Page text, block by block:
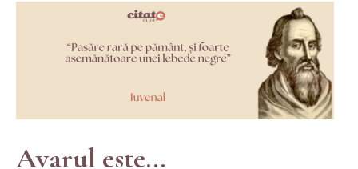
Avarul este...